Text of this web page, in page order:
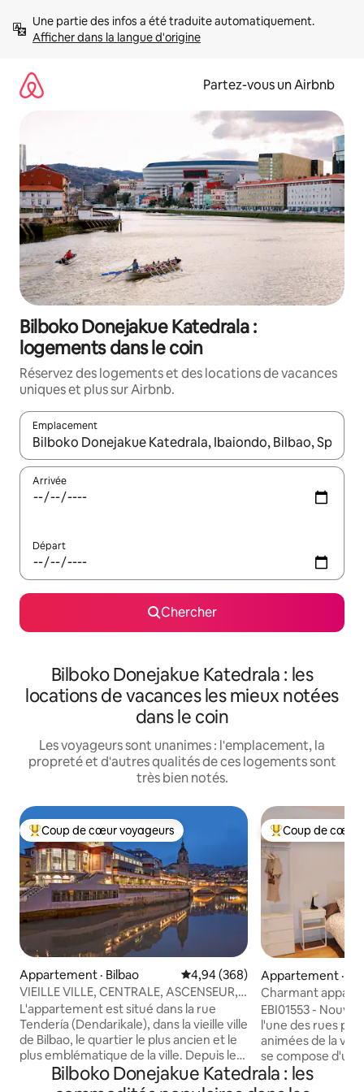
directement
Afficher dans la langue d'origine
Partez-vous un Airbnb
Bilboko Donejakue Katedrala :
logements dans le coin
Réservez des logements et des locations de vacances
uniques et plus sur Airbnb.
Emplacement
Quand les résultats sont affichés, parcourez-les en utilisant
Arrivée
Départ
Chercher
Bilboko Donejakue Katedrala : les
locations de vacances les mieux notées
dans le coin
Les voyageurs sont unanimes : l'emplacement, la
propreté et d'autres qualités de ces logements sont
très bien notés.
Coup de cœur voyageurs parmi les plus aimés
Coup de cœur voyageurs
Appartement · Bilbao Note moyenne de 4,94 sur 5,
4,94 (368)
VIEILLE VILLE, CENTRALE, ASCENSEUR,
WIFI
L'appartement est situé dans la rue
Tendería (Dendarikale), dans la vieille ville
de Bilbao, le quartier le plus ancien et le
plus emblématique de la ville. Depuis le
belvédère ou le balcon, vous pouvez voir
à droite la cathédrale de Saint-Jacques
Coup de cœur
Coup de cœur
Appartement ·
Charmant
villa
EBI01553 -
l'une des rues
animées de la
se compose
de bain avec
avec cuisine pour
Bilboko Donejakue Katedrala : les